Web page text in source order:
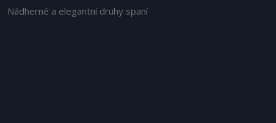
Nádherné a elegantní druhy spaní